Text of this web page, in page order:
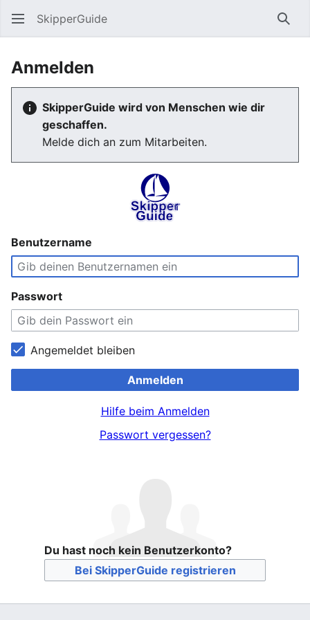
SkipperGuide
Anmelden
SkipperGuide wird von Menschen wie dir
geschaffen.
Melde dich an zum Mitarbeiten.
Benutzername
Passwort
Angemeldet bleiben
Anmelden
Hilfe beim Anmelden
Passwort vergessen?
Du hast noch kein Benutzerkonto?
Bei SkipperGuide registrieren